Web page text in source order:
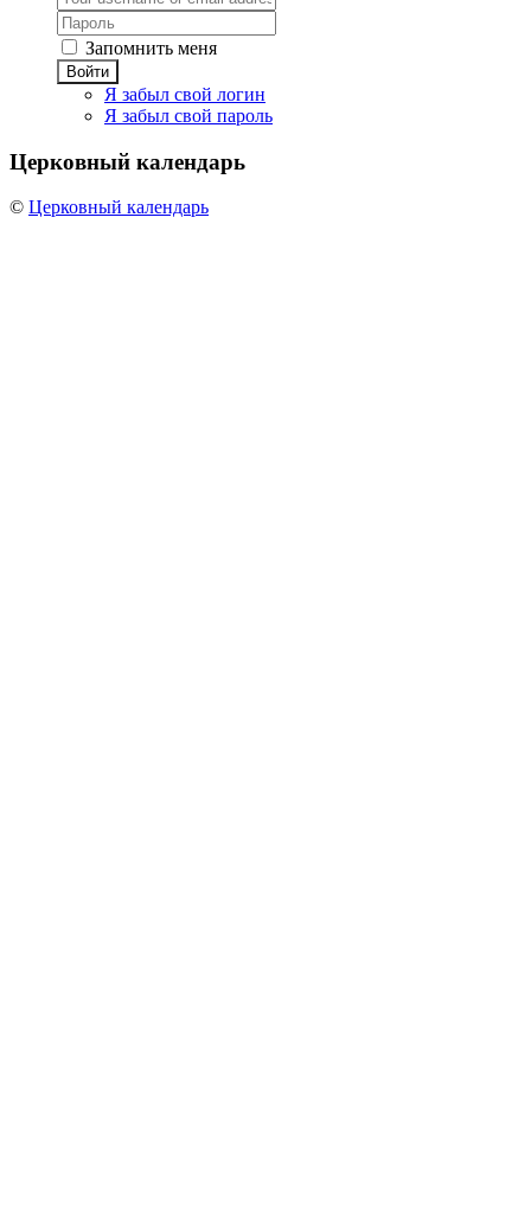
Запомнить меня
Войти
Я забыл свой логин
Я забыл свой пароль
Церковный календарь
© Церковный календарь